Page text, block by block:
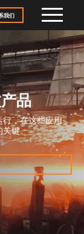
我们
品
，在这些应用
关键。